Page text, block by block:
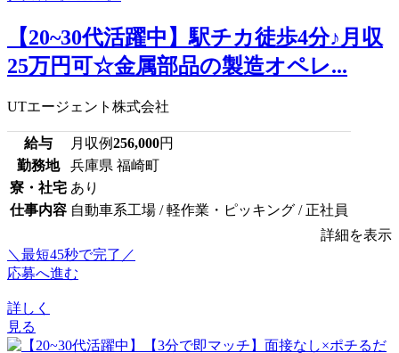
【20~30代活躍中】駅チカ徒歩4分♪月収
25万円可☆金属部品の製造オペレ...
UTエージェント株式会社
給与 月収例256,000円
勤務地
兵庫県 福崎町
寮・社宅 あり
仕事内容 自動車系工場 / 軽作業・ピッキング / 正社員
詳細を表示
＼最短45秒で完了／
応募へ進む
詳しく
見る